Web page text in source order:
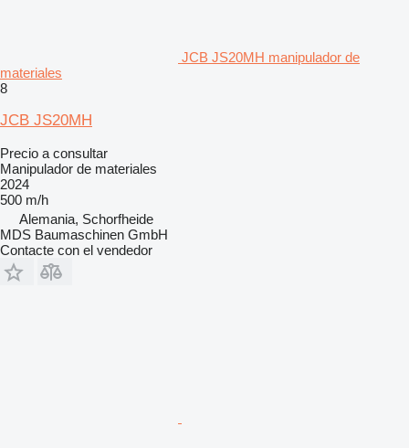
JCB JS20MH manipulador de
materiales
8
JCB JS20MH
Precio a consultar
Manipulador de materiales
2024
500 m/h
Alemania, Schorfheide
MDS Baumaschinen GmbH
Contacte con el vendedor